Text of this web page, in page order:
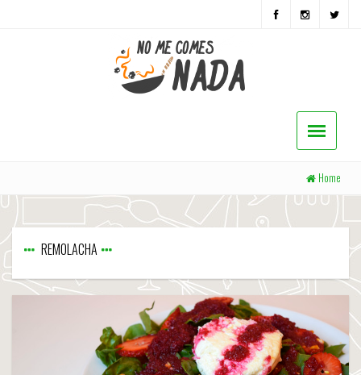
Home
REMOLACHA